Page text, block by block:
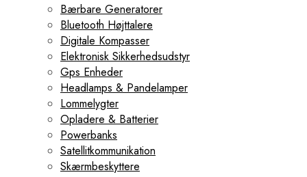
Bærbare Generatorer
Bluetooth Højttalere
Digitale Kompasser
Elektronisk Sikkerhedsudstyr
Gps Enheder
Headlamps & Pandelamper
Lommelygter
Opladere & Batterier
Powerbanks
Satellitkommunikation
Skærmbeskyttere